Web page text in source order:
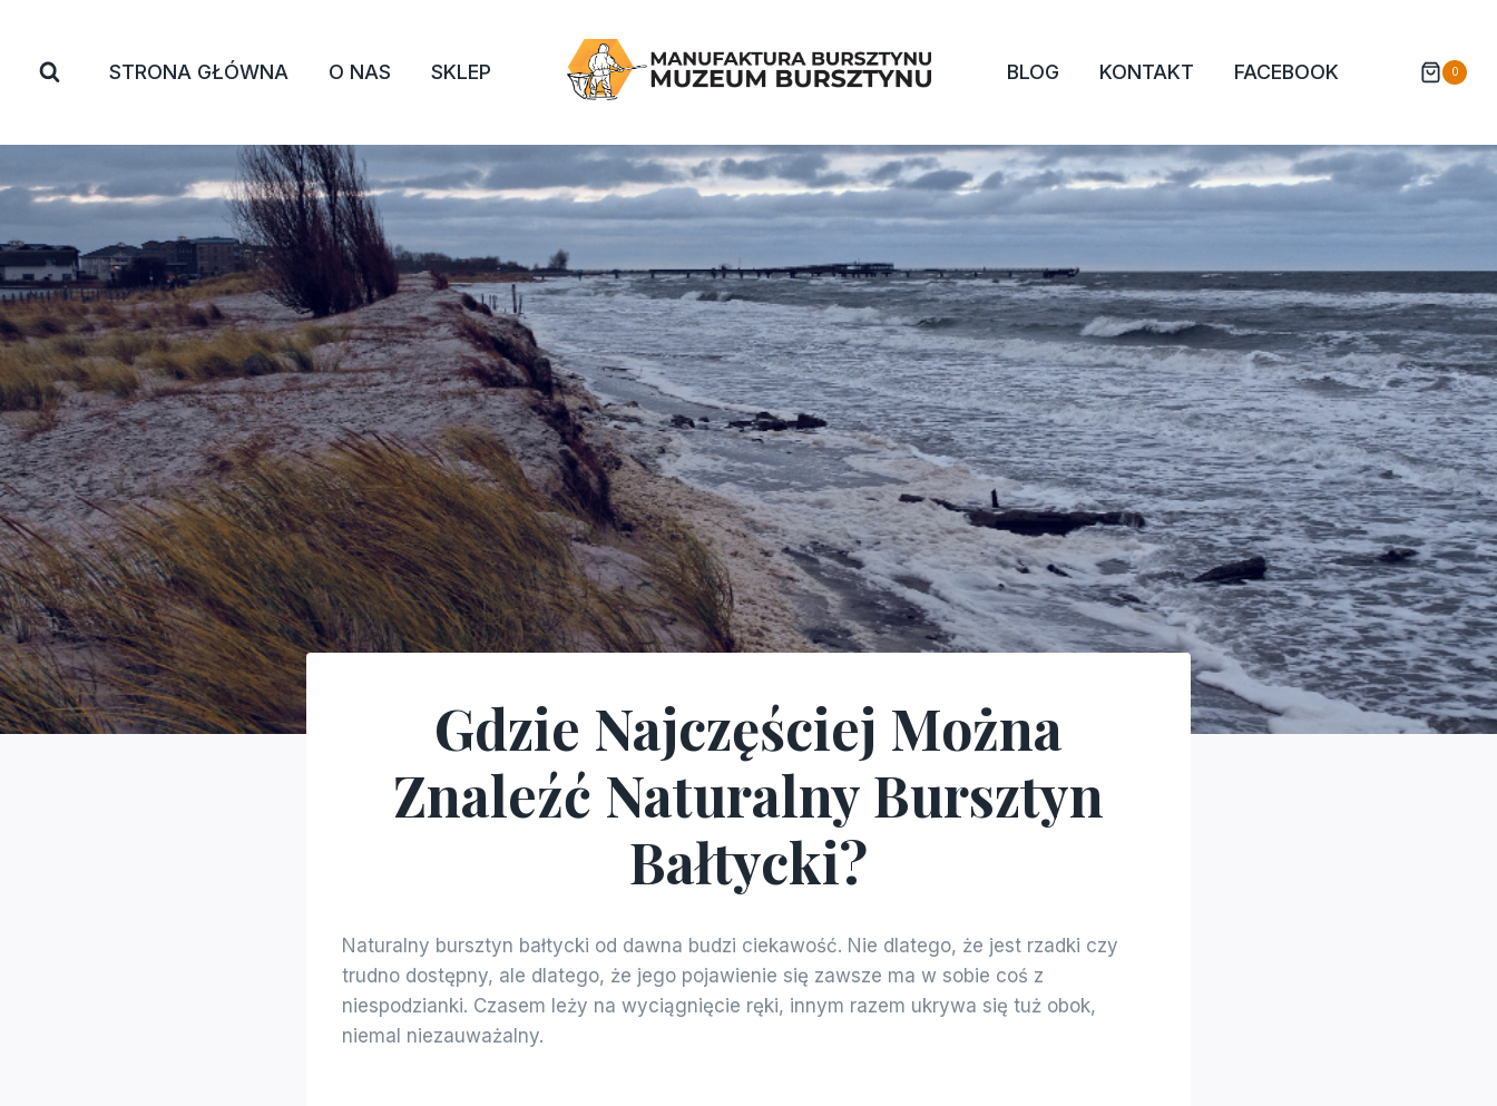
treści
STRONA GŁÓWNA O NAS SKLEP BLOG KONTAKT FACEBOOK 0
ARTYKUŁY
Gdzie Najczęściej Można
Znaleźć Naturalny Bursztyn
Bałtycki?
Naturalny bursztyn bałtycki od dawna budzi ciekawość. Nie dlatego, że jest rzadki czy
trudno dostępny, ale dlatego, że jego pojawienie się zawsze ma w sobie coś z
niespodzianki. Czasem leży na wyciągnięcie ręki, innym razem ukrywa się tuż obok,
niemal niezauważalny.